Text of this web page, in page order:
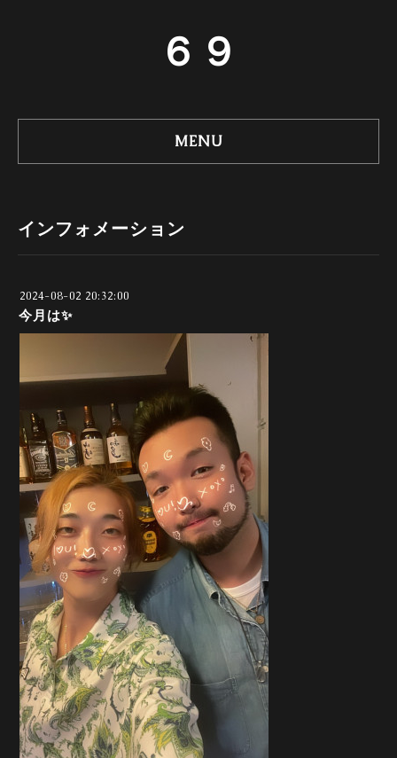
６９
MENU
インフォメーション
2024-08-02 20:32:00
今月は✨